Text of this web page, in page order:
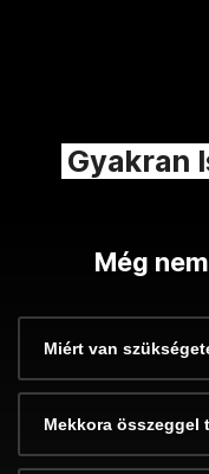
Gyakran
Még
Miért van
Mekkora